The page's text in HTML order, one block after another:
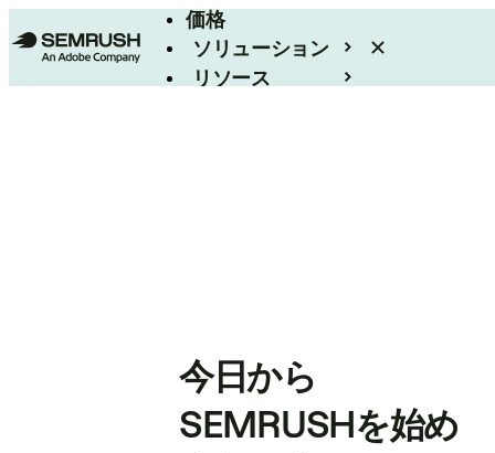
価格
ソリューション
リソース
今日から
SEMRUSHを始め